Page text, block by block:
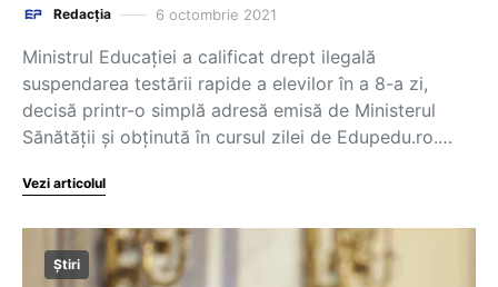
Redacția 6 octombrie 2021
Ministrul Educației a calificat drept ilegală
suspendarea testării rapide a elevilor în a 8-a zi,
decisă printr-o simplă adresă emisă de Ministerul
Sănătății și obținută în cursul zilei de Edupedu.ro.…
Vezi articolul
Știri